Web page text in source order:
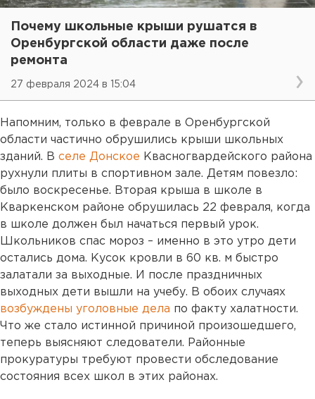
Почему школьные крыши рушатся в
Оренбургской области даже после
ремонта
27 февраля 2024 в 15:04
Напомним, только в феврале в Оренбургской
области частично обрушились крыши школьных
зданий. В селе Донское Квасногвардейского района
рухнули плиты в спортивном зале. Детям повезло:
было воскресенье. Вторая крыша в школе в
Кваркенском районе обрушилась 22 февраля, когда
в школе должен был начаться первый урок.
Школьников спас мороз – именно в это утро дети
остались дома. Кусок кровли в 60 кв. м быстро
залатали за выходные. И после праздничных
выходных дети вышли на учебу. В обоих случаях
возбуждены уголовные дела по факту халатности.
Что же стало истинной причиной произошедшего,
теперь выясняют следователи. Районные
прокуратуры требуют провести обследование
состояния всех школ в этих районах.